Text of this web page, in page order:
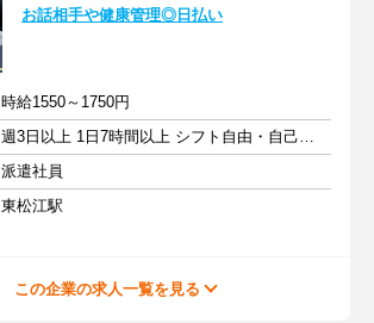
お話相手や健康管理◎日払い
時給1550～1750円
週3日以上 1日7時間以上 シフト自由・自己申告
派遣社員
東松江駅
この企業の求人一覧を見る